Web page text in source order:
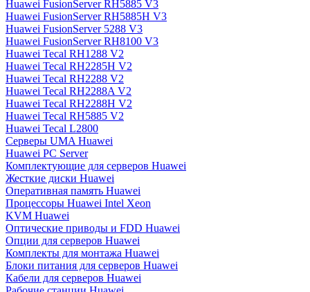
Huawei FusionServer RH5885 V3
Huawei FusionServer RH5885H V3
Huawei FusionServer 5288 V3
Huawei FusionServer RH8100 V3
Huawei Tecal RH1288 V2
Huawei Tecal RH2285H V2
Huawei Tecal RH2288 V2
Huawei Tecal RH2288A V2
Huawei Tecal RH2288H V2
Huawei Tecal RH5885 V2
Huawei Tecal L2800
Серверы UMA Huawei
Huawei PC Server
Комплектующие для серверов Huawei
Жесткие диски Huawei
Оперативная память Huawei
Процессоры Huawei Intel Xeon
KVM Huawei
Оптические приводы и FDD Huawei
Опции для серверов Huawei
Комплекты для монтажа Huawei
Блоки питания для серверов Huawei
Кабели для серверов Huawei